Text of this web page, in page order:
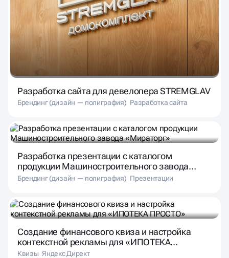
Разработка сайта для девелопера STREMGLAV
Брендинг (дизайн — полиграфия) Разработка сайта
Разработка презентации с каталогом
продукции Машиностроительного завода
«Мираторг»
Брендинг (дизайн — полиграфия) Презентации
Создание финансового квиза и настройка
контекстной рекламы для «ИПОТЕКА
ПРОСТО»
Квизы Яндекс Директ